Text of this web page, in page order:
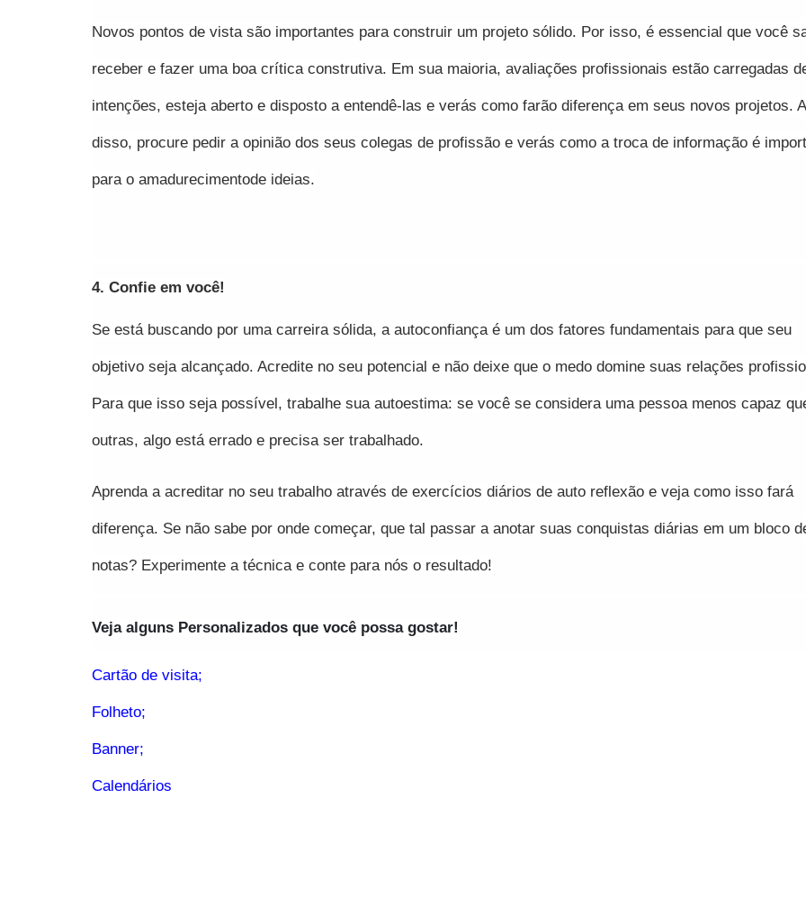
Novos pontos de vista são importantes para construir um projeto sólido. Por isso, é essencial que você
receber e fazer uma boa crítica construtiva. Em sua maioria, avaliações profissionais estão carregadas
intenções, esteja aberto e disposto a entendê-las e verás como farão diferença em seus novos projetos.
disso, procure pedir a opinião dos seus colegas de profissão e verás como a troca de informação é
para o amadurecimentode ideias.
4. Confie em você!
Se está buscando por uma carreira sólida, a autoconfiança é um dos fatores fundamentais para que seu
objetivo seja alcançado. Acredite no seu potencial e não deixe que o medo domine suas relações
Para que isso seja possível, trabalhe sua autoestima: se você se considera uma pessoa menos capaz
outras, algo está errado e precisa ser trabalhado.
Aprenda a acreditar no seu trabalho através de exercícios diários de auto reflexão e veja como isso fará
diferença. Se não sabe por onde começar, que tal passar a anotar suas conquistas diárias em um bloco
notas? Experimente a técnica e conte para nós o resultado!
Veja alguns Personalizados que você possa gostar!
Cartão de visita;
Folheto;
Banner;
Calendários